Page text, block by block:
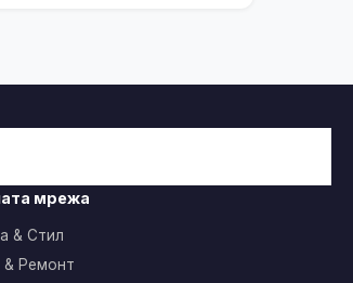
мрежа
& Стил
Ремонт